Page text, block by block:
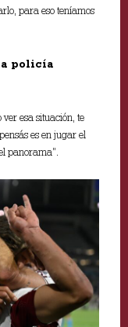
para eso teníamos
policía
esa situación, te
es en jugar el
panorama”.